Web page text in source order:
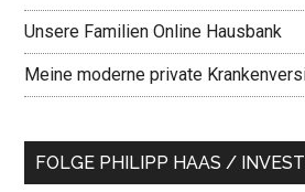
Unsere Familien Online Hausbank
Meine moderne private
FOLGE PHILIPP HAAS /